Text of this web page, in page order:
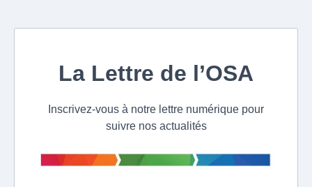
La Lettre de l’OSA
Inscrivez-vous à notre lettre numérique pour
suivre nos actualités